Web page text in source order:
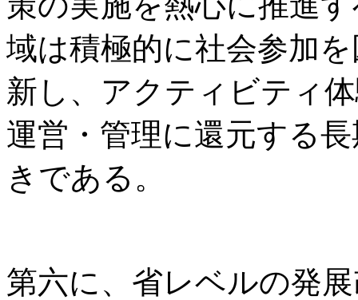
域は積極的に社会参加
新し、アクティビティ
運営・管理に還元する
きである。
第六に、省レベルの発